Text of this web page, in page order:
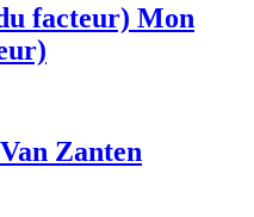
Mon
Zanten